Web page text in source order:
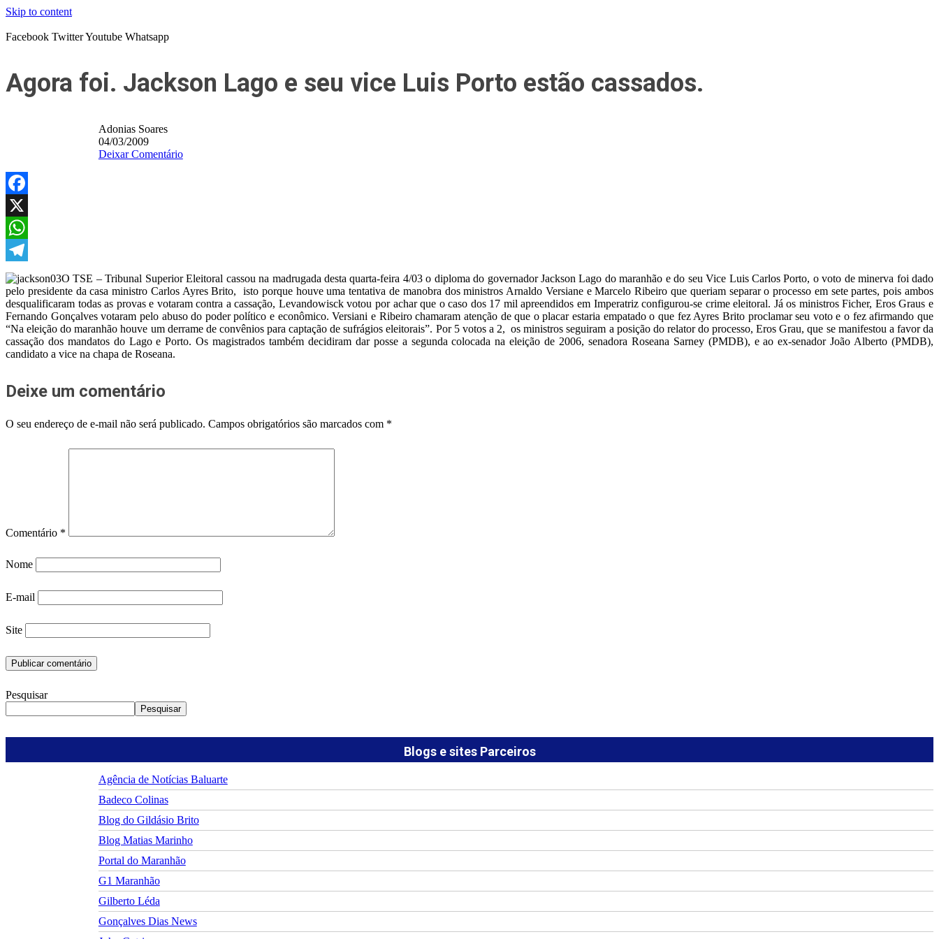
Skip to content
Facebook TwitterYoutube Whatsapp
Agora foi. Jackson Lago e seu vice Luis Porto estão cassados.
Adonias Soares
04/03/2009
Deixar Comentário
Facebook
X
WhatsApp
Telegram
O TSE – Tribunal Superior Eleitoral cassou na madrugada desta quarta-feira 4/03 o diploma do governador Jackson Lago do maranhão e do seu Vice Luis Carlos Porto, o voto de minerva foi dado
pelo presidente da casa ministro Carlos Ayres Brito, isto porque houve uma tentativa de manobra dos ministros Arnaldo Versiane e Marcelo Ribeiro que queriam separar o processo em sete partes, pois ambos
desqualificaram todas as provas e votaram contra a cassação, Levandowisck votou por achar que o caso dos 17 mil apreendidos em Imperatriz configurou-se crime eleitoral. Já os ministros Ficher, Eros Graus e
Fernando Gonçalves votaram pelo abuso do poder político e econômico. Versiani e Ribeiro chamaram atenção de que o placar estaria empatado o que fez Ayres Brito proclamar seu voto e o fez afirmando que
“Na eleição do maranhão houve um derrame de convênios para captação de sufrágios eleitorais”. Por 5 votos a 2, os ministros seguiram a posição do relator do processo, Eros Grau, que se manifestou a favor da
cassação dos mandatos do Lago e Porto. Os magistrados também decidiram dar posse a segunda colocada na eleição de 2006, senadora Roseana Sarney (PMDB), e ao ex-senador João Alberto (PMDB),
candidato a vice na chapa de Roseana.
Deixe um comentário
O seu endereço de e-mail não será publicado. Campos obrigatórios são marcados com *
Comentário *
Nome
E-mail
Site
Pesquisar
Pesquisar
Blogs e sites Parceiros
Agência de Notícias Baluarte
Badeco Colinas
Blog do Gildásio Brito
Blog Matias Marinho
Portal do Maranhão
G1 Maranhão
Gilberto Léda
Gonçalves Dias News